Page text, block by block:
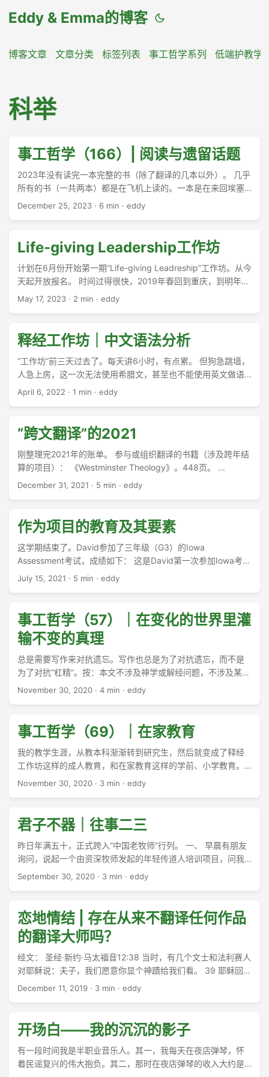
Eddy & Emma的博客
博客文章 文章分类 标签列表 事工哲学系列 低端护教学
科举
事工哲学（166）| 阅读与遗留话题
2023年没有读完一本完整的书（除了翻译的几本以外）。 几乎
所有的书（一共两本）都是在飞机上读的。一本是在来回埃塞
的路上阅读《革命-后革命》。另一本也是革命书籍，在国内飞
December 25, 2023 · 6 min · eddy
Life-giving Leadership工作坊
计划在6月份开始第一期“Life-giving Leadreship”工作坊。从今
天起开放报名。 时间过得很快，2019年春回到重庆，到明年
（2024年）夏天就是安息年了。过去的三年之中，几乎没有旅
May 17, 2023 · 2 min · eddy
释经工作坊｜中文语法分析
“工作坊”前三天过去了。每天讲6小时，有点累。 但狗急跳墙，
人急上房，这一次无法使用希腊文，甚至也不能使用英文做语
法分析，所以临时要求大家用中文做语法分析。 ...
April 6, 2022 · 1 min · eddy
“跨文翻译”的2021
刚整理完2021年的账单。 参与或组织翻译的书籍（涉及跨年结
算的项目）： 《Westminster Theology》。448页。 ...
December 31, 2021 · 5 min · eddy
作为项目的教育及其要素
这学期结束了。David参加了三年级（G3）的Iowa
Assessment考试，成绩如下： 这是David第一次参加Iowa考
试，也算是我们第一次检验在家教育的成色。 1年前，我们家的
Emma负责Lisa和Angela，这样可以并行教学，提高每个孩子
的专注程度。 ...
July 15, 2021 · 5 min · eddy
事工哲学（57）｜在变化的世界里灌
输不变的真理
总是需要写作来对抗遗忘。写作也总是为了对抗遗忘，而不是
为了对抗“杠精”。按：本文不涉及神学或解经问题，不涉及某些
立场的“神学正确是一种神学不正确”的问题。 ...
November 30, 2020 · 4 min · eddy
事工哲学（69）｜在家教育
我的教学生涯，从教本科渐渐转到研究生，然后就变成了释经
工作坊这样的成人教育，和在家教育这样的学前、小学教育。
算起来明年就是从教30周年了。 ...
November 30, 2020 · 3 min · eddy
君子不器｜往事二三
昨日年满五十，正式跨入“中国老牧师”行列。 一、 早晨有朋友
询问，说起一个由资深牧师发起的年轻传道人培训项目，问我
是否有兴趣。我随口玩笑说，如何参与？是去培养年轻人，还
September 30, 2020 · 3 min · eddy
恋地情结 | 存在从来不翻译任何作品
的翻译大师吗？
经文： 圣经·新约·马太福音12:38 当时，有几个文士和法利赛人
对耶稣说：夫子，我们愿意你显个神蹟给我们看。 39 耶稣回答
说：一个邪恶淫乱的世代求看神蹟，除了先知约拿的神蹟以
December 11, 2019 · 3 min · eddy
开场白——我的沉沉的影子
有一段时间我是半职业音乐人。其一，我每天在夜店弹琴，怀
着民谣复兴的伟大抱负。其二，那时在夜店弹琴的收入大约是